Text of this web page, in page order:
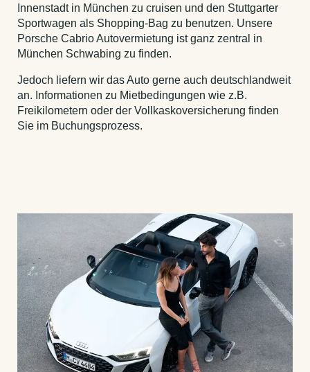
Innenstadt in München zu cruisen und den Stuttgarter
Sportwagen als Shopping-Bag zu benutzen. Unsere
Porsche Cabrio Autovermietung ist ganz zentral in
München Schwabing zu finden.
Jedoch liefern wir das Auto gerne auch deutschlandweit
an. Informationen zu Mietbedingungen wie z.B.
Freikilometern oder der Vollkaskoversicherung finden
Sie im Buchungsprozess.